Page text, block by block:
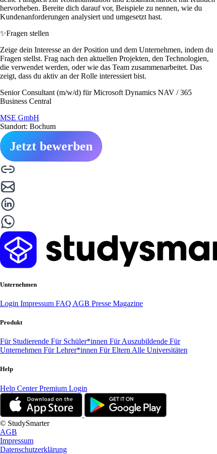
hervorheben. Bereite dich darauf vor, Beispiele zu nennen, wie du
Kundenanforderungen analysiert und umgesetzt hast.
✨Fragen stellen
Zeige dein Interesse an der Position und dem Unternehmen, indem du
Fragen stellst. Frag nach den aktuellen Projekten, den Technologien,
die verwendet werden, oder wie das Team zusammenarbeitet. Das
zeigt, dass du aktiv an der Rolle interessiert bist.
Senior Consultant (m/w/d) für Microsoft Dynamics NAV / 365
Business Central
MSE GmbH
Standort: Bochum
Jetzt bewerben
Unternehmen
Login Impressum FAQ AGB Presse Magazine
Produkt
Für Studierende Für Schüler*innen Für Auszubildende Für
Unternehmen Für Lehrer*innen Für Eltern Alle Universitäten
Help
Help CenterPremium Login
© StudySmarter
AGB
Impressum
Datenschutzerklärung